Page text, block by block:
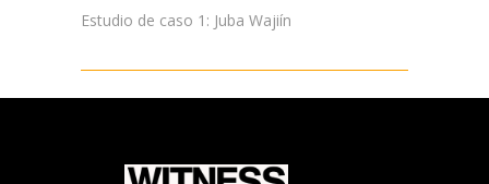
Estudio de caso 1: Juba Wajiín